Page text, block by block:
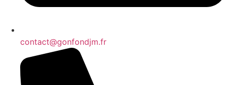
contact@gonfondjm.fr